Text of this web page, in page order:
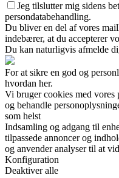
Jeg tilslutter mig sidens
persondatabehandling.
Du bliver en del af vores
indebærer, at du accepterer
Du kan naturligvis afmelde
For at sikre en god og
hvordan her.
Vi bruger cookies med vores
og behandle
som helst
Indsamling og adgang til
tilpassede annoncer og
og anvender analyser til at
Konfiguration
Deaktiver alle